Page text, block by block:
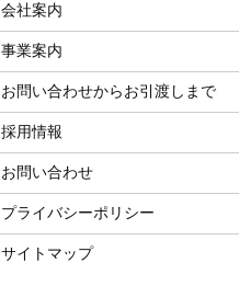
会社案内
事業案内
お問い合わせからお引渡しまで
採用情報
お問い合わせ
プライバシーポリシー
サイトマップ